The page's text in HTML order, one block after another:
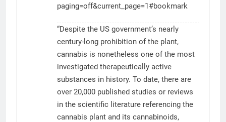
paging=off&current_page=1#bookmark
“Despite the US government’s nearly
century-long prohibition of the plant,
cannabis is nonetheless one of the most
investigated therapeutically active
substances in history. To date, there are
over 20,000 published studies or reviews
in the scientific literature referencing the
cannabis plant and its cannabinoids,